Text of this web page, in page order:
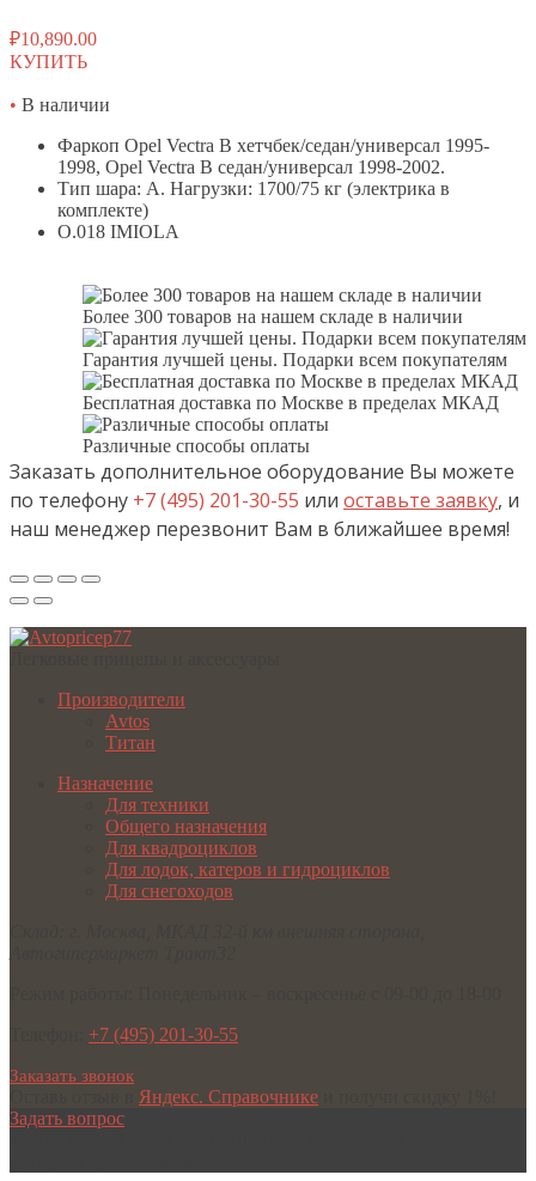
₽10,890.00
КУПИТЬ
• В наличии
Фаркоп Opel Vectra B хетчбек/седан/универсал 1995-
1998, Opel Vectra B седан/универсал 1998-2002.
Тип шара: A. Нагрузки: 1700/75 кг (электрика в
комплекте)
O.018 IMIOLA
Более 300 товаров на нашем складе в наличии
Гарантия лучшей цены. Подарки всем покупателям
Бесплатная доставка по Москве в пределах МКАД
Различные способы оплаты
Заказать дополнительное оборудование Вы можете
по телефону +7 (495) 201-30-55 или оставьте заявку, и
наш менеджер перезвонит Вам в ближайшее время!
Производители
Avtos
Титан
Назначение
Для техники
Общего назначения
Для квадроциклов
Для лодок, катеров и гидроциклов
Для снегоходов
+7 (495) 201-30-55
Заказать звонок
Яндекс. Справочнике
Задать вопрос